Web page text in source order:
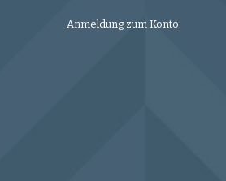
Anmeldung zum Konto